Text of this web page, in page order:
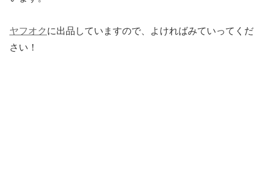
ヤフオク に出品していますので、よければみていってくだ
さい！